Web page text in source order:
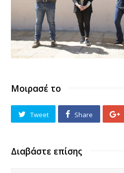
Μοιρασέ το
Tweet Share
Διαβάστε επίσης